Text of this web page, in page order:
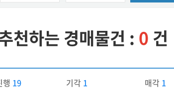
천하는 경매물건 : 0 건
행 19 기각 1 매각 1